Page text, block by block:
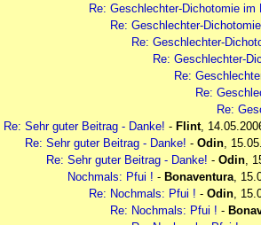
Re: Geschlechter-Dichotomie
Re: Geschlechter-
Re: Geschlechter-
Re: Geschlechter-
Re:
Re:
Re:
Re: Sehr guter Beitrag - Danke! - Flint,
Re: Sehr guter Beitrag - Danke! - Odin
Re: Sehr guter Beitrag - Danke! - Odin
Nochmals: Pfui ! - Bonaventura
Re: Nochmals: Pfui ! - Odin
Re: Nochmals: Pfui ! -